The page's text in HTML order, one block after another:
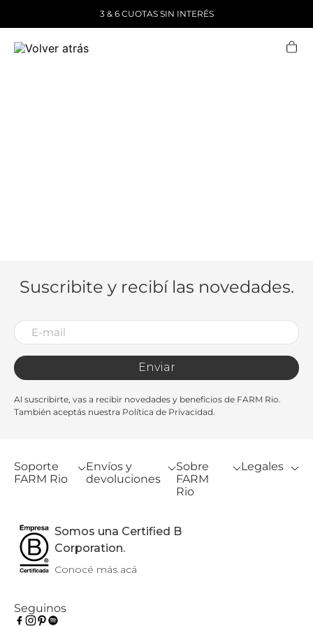
3 & 6 CUOTAS SIN INTERÉS
Suscribite y recibí las novedades.
Enviar
Al suscribirte, vas a recibir novedades y beneficios de FARM Rio.
También aceptás nuestra Política de Privacidad.
Soporte
FARM Rio
Envíos y
devoluciones
Sobre
FARM
Rio
Legales
Somos una Certified B
Corporation.
Conocé más acá
Seguinos